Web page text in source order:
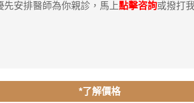
安排醫師為你親診，馬上點擊咨詢或撥打
*了解價格